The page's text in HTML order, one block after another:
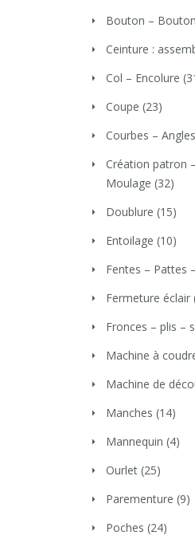
Bouton –
Ceinture :
Col – Encolure
Coupe (23)
Courbes – Angles
Création patron
Moulage (32)
Doublure (15)
Entoilage (10)
Fentes – Pattes
Fermeture éclair
Fronces – plis –
Machine à
Machine de
Manches (14)
Mannequin (4)
Ourlet (25)
Parementure (9)
Poches (24)